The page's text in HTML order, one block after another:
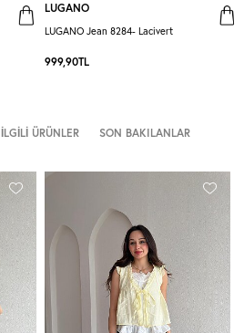
LUGANO
LUGANO Jean 8284- Lacivert
999,90TL
İLGILI ÜRÜNLER SON BAKILANLAR